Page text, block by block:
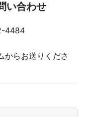
い合わせ
4484
からお送りくださ